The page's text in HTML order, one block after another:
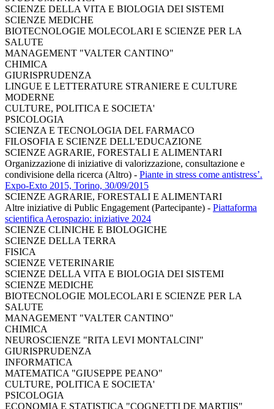
SCIENZE DELLA VITA E BIOLOGIA DEI SISTEMI
SCIENZE MEDICHE
BIOTECNOLOGIE MOLECOLARI E SCIENZE PER LA
SALUTE
MANAGEMENT "VALTER CANTINO"
CHIMICA
GIURISPRUDENZA
LINGUE E LETTERATURE STRANIERE E CULTURE
MODERNE
CULTURE, POLITICA E SOCIETA'
PSICOLOGIA
SCIENZA E TECNOLOGIA DEL FARMACO
FILOSOFIA E SCIENZE DELL'EDUCAZIONE
SCIENZE AGRARIE, FORESTALI E ALIMENTARI
Organizzazione di iniziative di valorizzazione, consultazione e
condivisione della ricerca (Altro) - Piante in stress come antistress’.
Expo-Exto 2015, Torino, 30/09/2015
SCIENZE AGRARIE, FORESTALI E ALIMENTARI
Altre iniziative di Public Engagement (Partecipante) - Piattaforma
scientifica Aerospazio: iniziative 2024
SCIENZE CLINICHE E BIOLOGICHE
SCIENZE DELLA TERRA
FISICA
SCIENZE VETERINARIE
SCIENZE DELLA VITA E BIOLOGIA DEI SISTEMI
SCIENZE MEDICHE
BIOTECNOLOGIE MOLECOLARI E SCIENZE PER LA
SALUTE
MANAGEMENT "VALTER CANTINO"
CHIMICA
NEUROSCIENZE "RITA LEVI MONTALCINI"
GIURISPRUDENZA
INFORMATICA
MATEMATICA "GIUSEPPE PEANO"
CULTURE, POLITICA E SOCIETA'
PSICOLOGIA
ECONOMIA E STATISTICA "COGNETTI DE MARTIIS"